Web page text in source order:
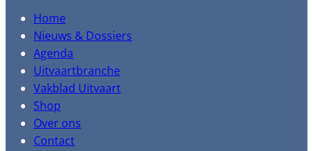
Home
Nieuws & Dossiers
Agenda
Uitvaartbranche
Vakblad Uitvaart
Shop
Over ons
Contact